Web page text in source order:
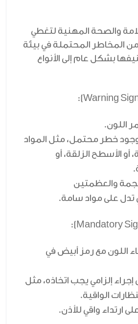
والصحة المهنية لتغطي
المخاطر المحتملة في بيئة
بشكل عام إلى الأنواع
اللون.
وجود خطر محتمل، مثل المواد
أو الأسطح الزلقة، أو
والعظمتين
تدل على مواد سامة.
اللون مع رمز أبيض في
إجراء إلزامي يجب اتخاذه، مثل
الواقية.
ارتداء واقي للأذن.